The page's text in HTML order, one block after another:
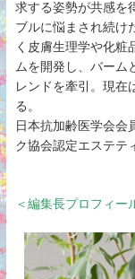
求する姿勢が共感を
ブルに悩まされ続け
く皮膚生理学や化粧
ムを開発し、バーム
レンドを牽引。現在
る。
日本抗加齢医学会会
ク協会認定エステテ
＜編集長プロフィー